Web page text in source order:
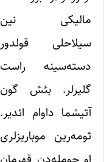
مالیکی نین
سیلاحلی قولدور
دسته‌سینه راست
گلیرلر. بئش گون
آتیشما داوام ائدیر.
ثومه‌رین موباریزلری